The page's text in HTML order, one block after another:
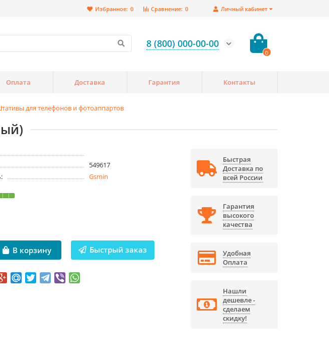
Личный кабинет
Сравнение: 0
Избранное: 0
8 (800) 000-00-00
0
Оплата Доставка Гарантия Контакты
для телефонов и фотоаппартов
549617
Gsmin
В корзину Быстрый заказ
Быстрая
Доставка по
всей России
Гарантия
высокого
качества
Удобная
Оплата
Нашли
дешевле -
сделаем
скидку!